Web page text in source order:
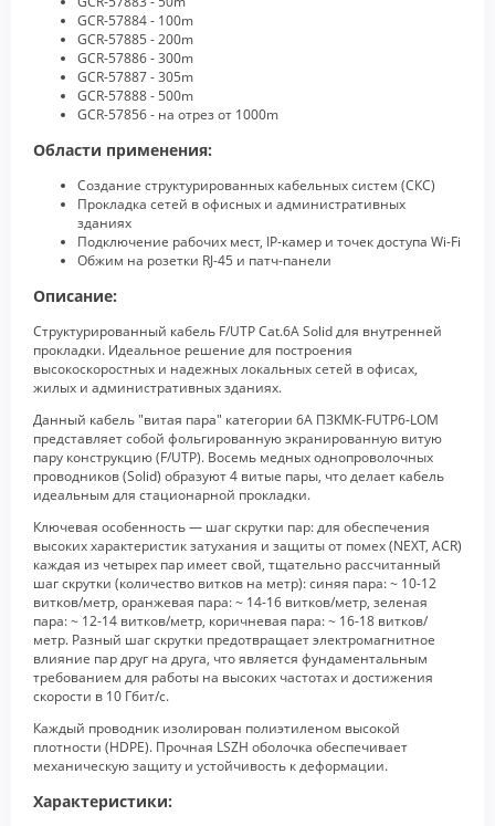
GCR-57884 - 100m
GCR-57885 - 200m
GCR-57886 - 300m
GCR-57887 - 305m
GCR-57888 - 500m
GCR-57856 - на отрез от 1000m
Области применения:
Создание структурированных кабельных систем (СКС)
Прокладка сетей в офисных и административных
зданиях
Подключение рабочих мест, IP-камер и точек доступа Wi-Fi
Обжим на розетки RJ-45 и патч-панели
Описание:
Структурированный кабель F/UTP Cat.6A Solid для внутренней
прокладки. Идеальное решение для построения
высокоскоростных и надежных локальных сетей в офисах,
жилых и административных зданиях.
Данный кабель "витая пара" категории 6A ПЗКМК-FUTP6-LOM
представляет собой фольгированную экранированную витую
пару конструкцию (F/UTP). Восемь медных однопроволочных
проводников (Solid) образуют 4 витые пары, что делает кабель
идеальным для стационарной прокладки.
Ключевая особенность — шаг скрутки пар: для обеспечения
высоких характеристик затухания и защиты от помех (NEXT, ACR)
каждая из четырех пар имеет свой, тщательно рассчитанный
шаг скрутки (количество витков на метр): синяя пара: ~ 10-12
витков/метр, оранжевая пара: ~ 14-16 витков/метр, зеленая
пара: ~ 12-14 витков/метр, коричневая пара: ~ 16-18 витков/
метр. Разный шаг скрутки предотвращает электромагнитное
влияние пар друг на друга, что является фундаментальным
требованием для работы на высоких частотах и достижения
скорости в 10 Гбит/с.
Каждый проводник изолирован полиэтиленом высокой
плотности (HDPE). Прочная LSZH оболочка обеспечивает
механическую защиту и устойчивость к деформации.
Характеристики: